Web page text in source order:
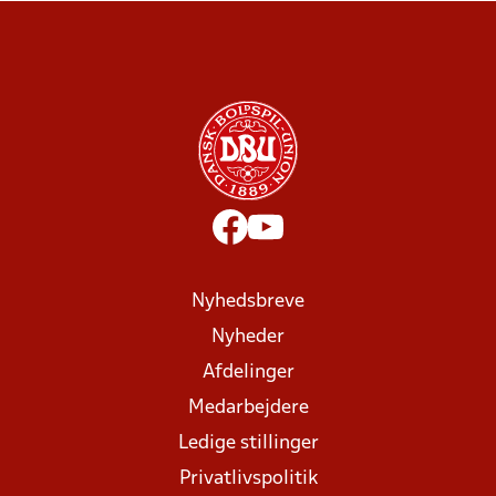
Nyhedsbreve
Nyheder
Afdelinger
Medarbejdere
Ledige stillinger
Privatlivspolitik